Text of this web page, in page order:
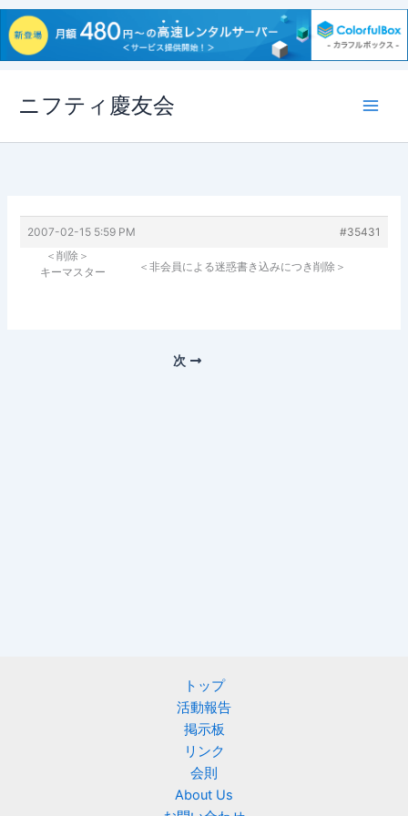
ス
ニフティ慶友会
2007-02-15 5:59 PM
#35431
＜削除＞
キーマスター
＜非会員による迷惑書き込みにつき削除＞
次
トップ
活動報告
掲示板
リンク
会則
About Us